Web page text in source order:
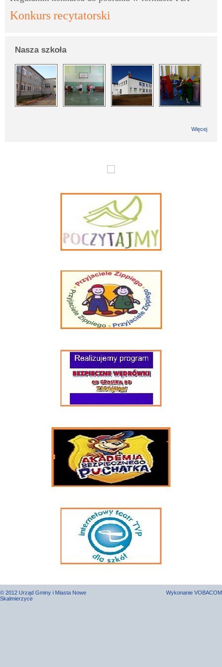
Konkurs recytatorski
Nasza szkoła
Więcej
© 2012 Urząd Gminy i Miasta Nowe
Skalmierzyce
Wykonanie VOBACOM